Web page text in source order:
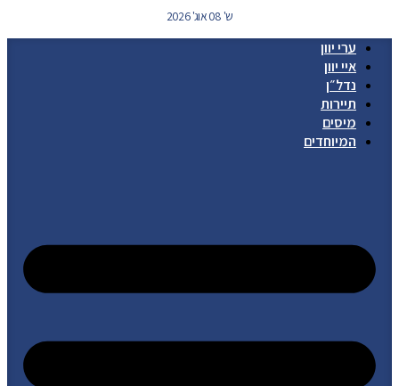
ש' 08 אוג' 2026
ערי יוון
איי יוון
נדל״ן
תיירות
מיסים
המיוחדים